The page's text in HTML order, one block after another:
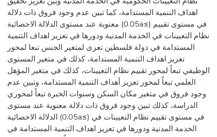
اهداف التنمية المستدامة، كما تبين عدم وجود فروق ذات دلالة
معنوية عند مستوى الدلالة الاحصائية (0.05a≤) في مستوى تقييم
نظام التعيينات في الخدمة المدنية ودورها في تعزيز اهداف التنمية
المستدامة في دولة فلسطين تعزى لمتغير الجنس تبعا لمحور
تعزيز اهداف التنمية المستدامة، كذلك في متغير المستوى
الوظيفي تبعاً لمحور تقييم نظام التعيينات، كذلك في متغير المؤهل
العلمي تبعاً لمحور تعزيز أهداف التنمية المستدامة، وتبين عدم
وجود فروق في متغير مكان السكن وسنوات الخبرة تبعاً لمحوري
الدراسة، كذلك تبين وجود فروق ذات دلالة معنوية عند مستوى
الدلالة الاحصائية (0.05a≤) في مستوى تقييم نظام التعيينات في
الخدمة المدنية ودورها في تعزيز اهداف التنمية المستدامة في